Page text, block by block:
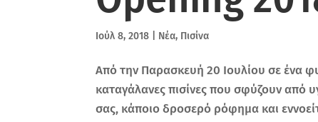
Ιούλ 8, 2018 Νέα, Πισίνα
Aπό την Παρασκευή 20 Ιουλίου σε ένα
καταγάλανες πισίνες που σφύζουν από
σας, κάποιο δροσερό ρόφημα και